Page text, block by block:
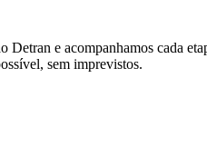
Detran e acompanhamos cada
sem imprevistos.